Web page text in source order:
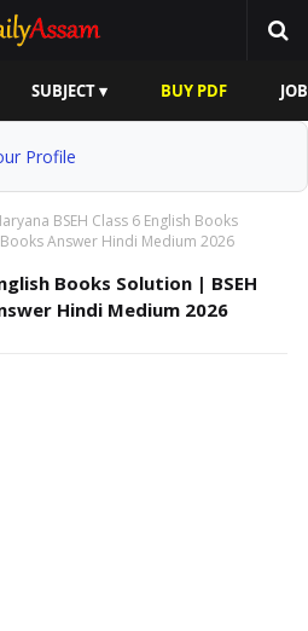
SUBJECT ▾ BUY PDF
Profile
BSEH Class 6 English Books
Answer Hindi Medium 2026
Books Solution | BSEH
Hindi Medium 2026